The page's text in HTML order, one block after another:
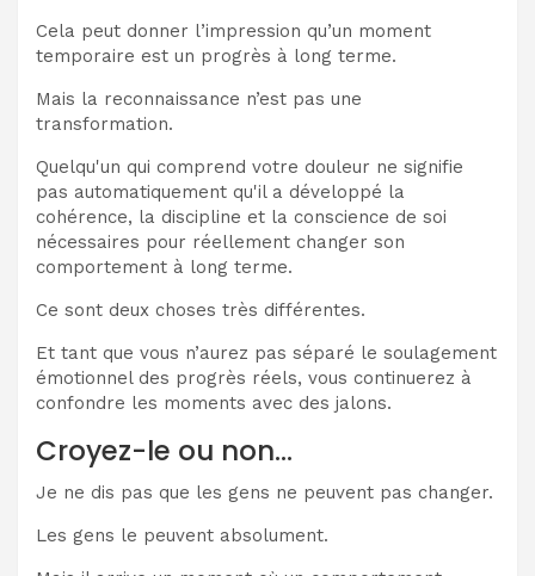
Cela peut donner l’impression qu’un moment
temporaire est un progrès à long terme.
Mais la reconnaissance n’est pas une
transformation.
Quelqu'un qui comprend votre douleur ne signifie
pas automatiquement qu'il a développé la
cohérence, la discipline et la conscience de soi
nécessaires pour réellement changer son
comportement à long terme.
Ce sont deux choses très différentes.
Et tant que vous n’aurez pas séparé le soulagement
émotionnel des progrès réels, vous continuerez à
confondre les moments avec des jalons.
Croyez-le ou non…
Je ne dis pas que les gens ne peuvent pas changer.
Les gens le peuvent absolument.